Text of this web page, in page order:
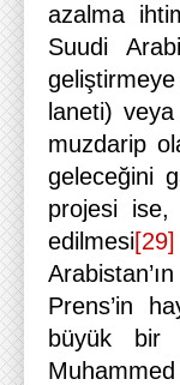
azalma
Suudi
laneti)
muzdarip
geleceğini
projesi
edilmesi[29]
Prens’in
büyük bir